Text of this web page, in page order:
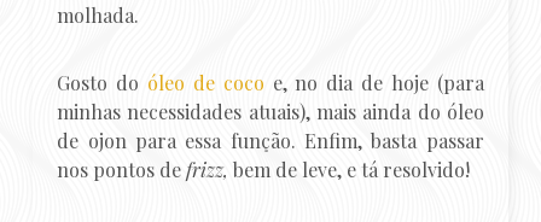
molhada.
Gosto do óleo de coco e, no dia de hoje (para
minhas necessidades atuais), mais ainda do óleo
de ojon para essa função. Enfim, basta passar
nos pontos defrizz, bem de leve, e tá resolvido!